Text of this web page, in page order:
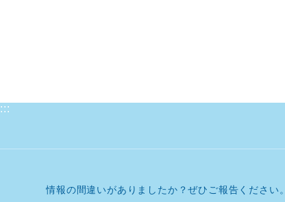
:::
情報の間違いがありましたか？ぜひご報告ください。